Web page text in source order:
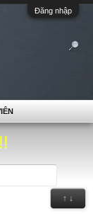
Đăng nhập
↑ ↓